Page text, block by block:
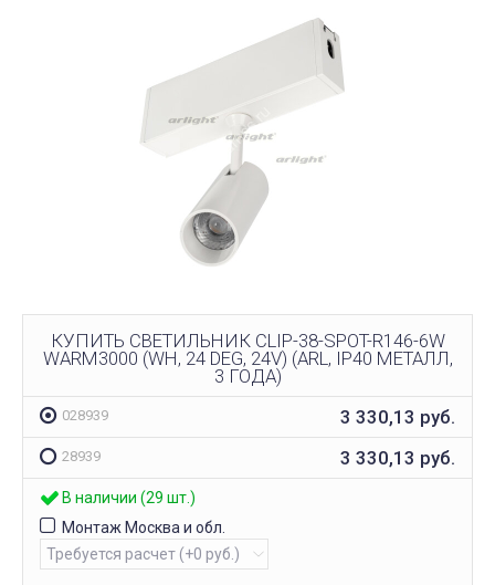
КУПИТЬ СВЕТИЛЬНИК CLIP-38-SPOT-R146-6W
WARM3000 (WH, 24 DEG, 24V) (ARL, IP40 МЕТАЛЛ,
3 ГОДА)
028939 3 330,13 руб.
28939 3 330,13 руб.
В наличии (29 шт.)
Монтаж Москва и обл.